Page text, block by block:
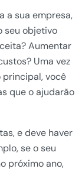
a sua empresa,
seu objetivo
Aumentar
Uma vez
você
que o ajudarão
e deve haver
se o seu
próximo ano,